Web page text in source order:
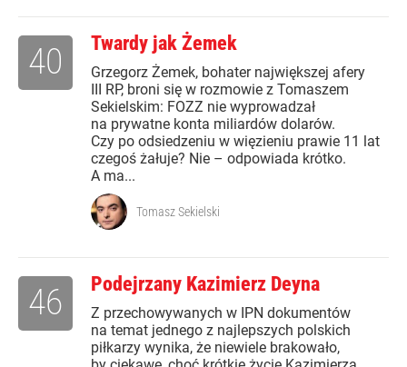
Twardy jak Żemek
Grzegorz Żemek, bohater największej afery
III RP, broni się w rozmowie z Tomaszem
Sekielskim: FOZZ nie wyprowadzał
na prywatne konta miliardów dolarów.
Czy po odsiedzeniu w więzieniu prawie 11 lat
czegoś żałuje? Nie – odpowiada krótko.
A ma...
40
Tomasz Sekielski
Podejrzany Kazimierz Deyna
Z przechowywanych w IPN dokumentów
na temat jednego z najlepszych polskich
piłkarzy wynika, że niewiele brakowało,
46